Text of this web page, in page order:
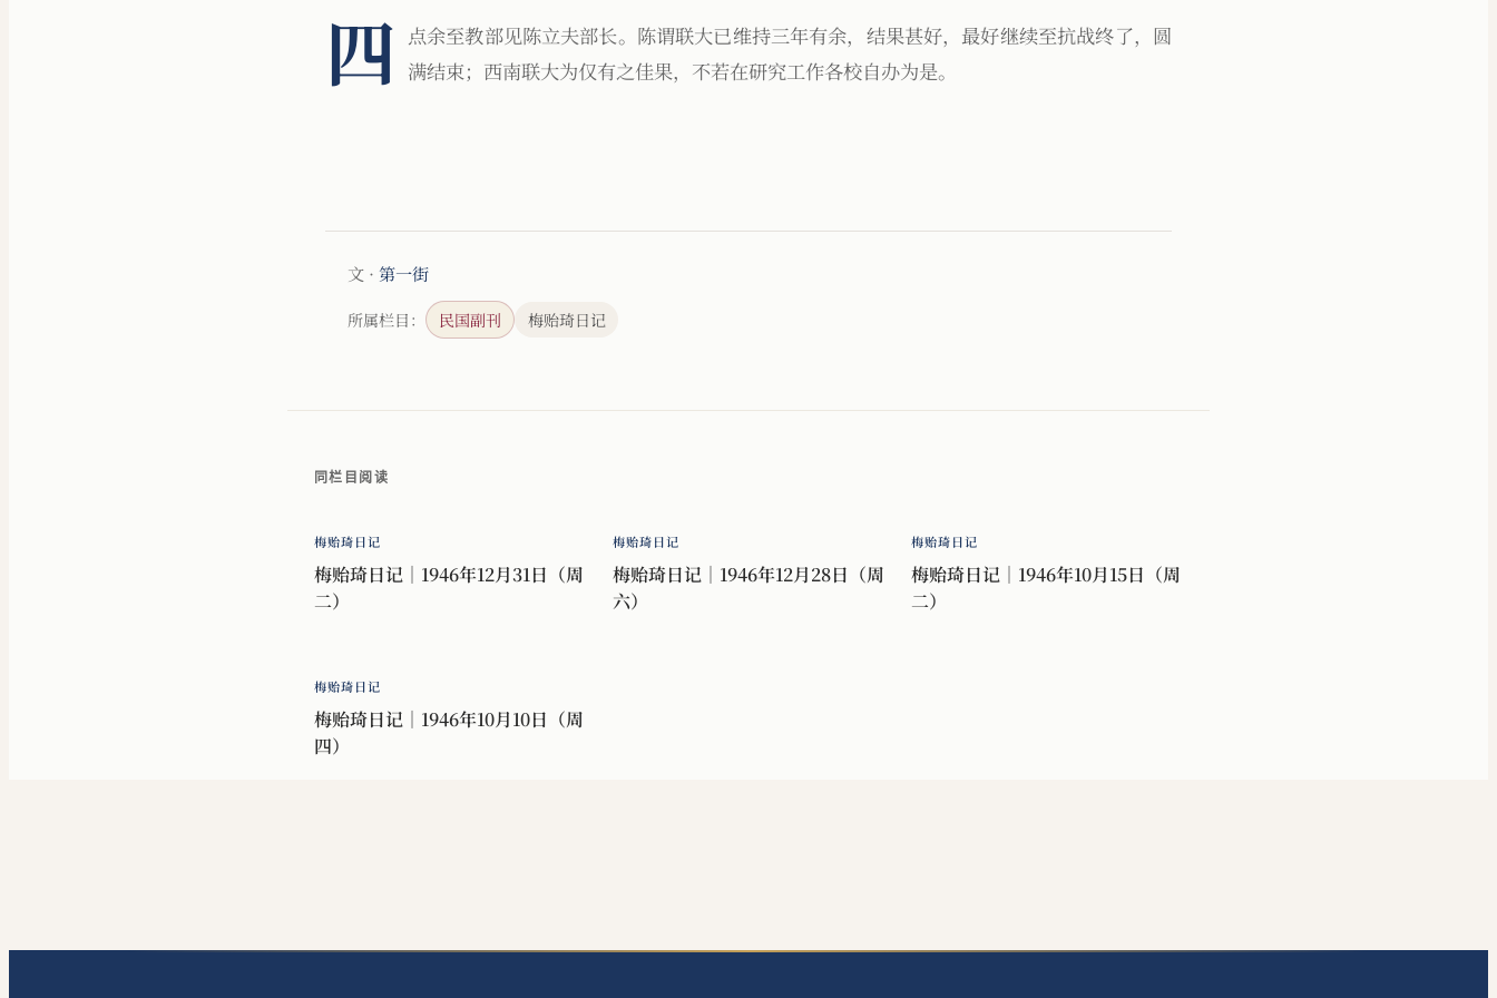
四 点余至教部见陈立夫部长。陈谓联大已维持三年有余，结果甚好，最好继续至抗战终了，圆
满结束；西南联大为仅有之佳果，不若在研究工作各校自办为是。
文 · 第一街
所属栏目： 民国副刊 梅贻琦日记
同栏目阅读
梅贻琦日记
梅贻琦日记｜1946年12月31日（周
二）
梅贻琦日记
梅贻琦日记｜1946年12月28日（周
六）
梅贻琦日记
梅贻琦日记｜1946年10月15日（周
二）
梅贻琦日记
梅贻琦日记｜1946年10月10日（周
四）